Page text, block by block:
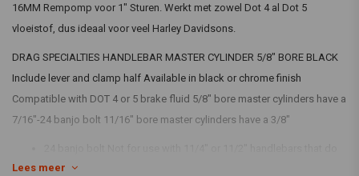
16MM Rempomp voor 1" Sturen. Werkt met zowel Dot 4 al Dot 5
vloeistof, dus ideaal voor veel Harley Davidsons.
DRAG SPECIALTIES HANDLEBAR MASTER CYLINDER 5/8" BORE BLACK
Include lever and clamp half Available in black or chrome finish
Compatible with DOT 4 or 5 brake fluid 5/8" bore master cylinders have a
7/16"-24 banjo bolt 11/16" bore master cylinders have a 3/8"
not have clearance for a master cylinder
Lees meer